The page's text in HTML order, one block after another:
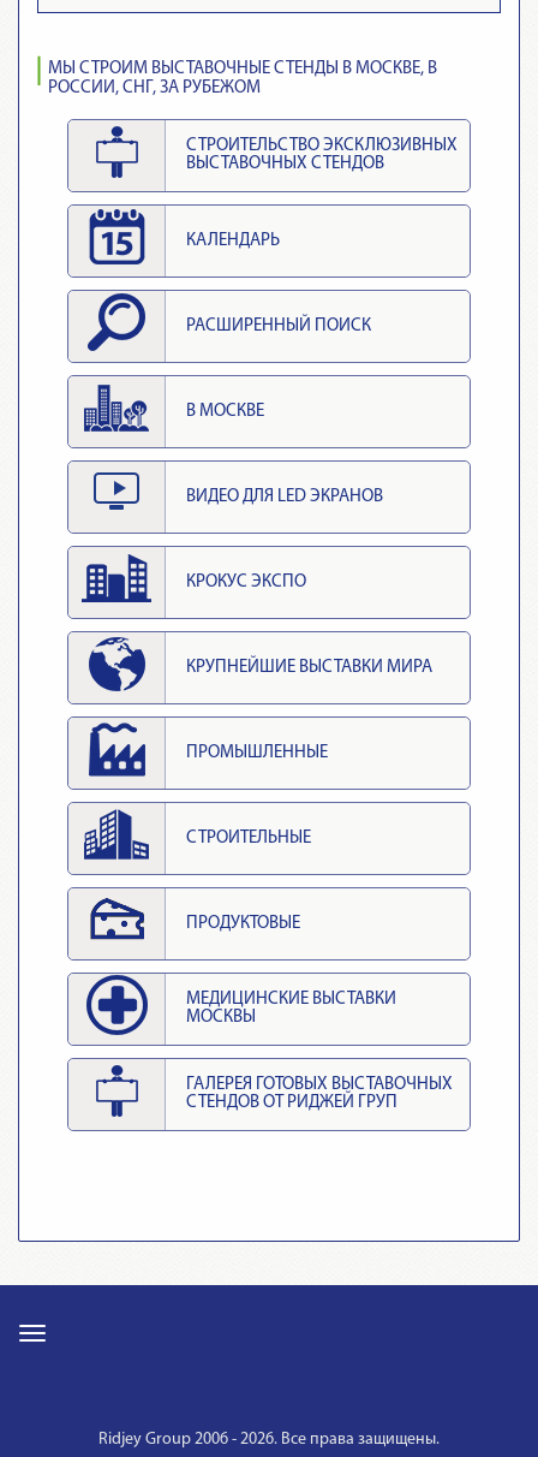
МЫ СТРОИМ ВЫСТАВОЧНЫЕ СТЕНДЫ В МОСКВЕ, В
РОССИИ, СНГ, ЗА РУБЕЖОМ
СТРОИТЕЛЬСТВО ЭКСКЛЮЗИВНЫХ
ВЫСТАВОЧНЫХ СТЕНДОВ
КАЛЕНДАРЬ
РАСШИРЕННЫЙ ПОИСК
В МОСКВЕ
ВИДЕО ДЛЯ LED ЭКРАНОВ
КРОКУС ЭКСПО
КРУПНЕЙШИЕ ВЫСТАВКИ МИРА
ПРОМЫШЛЕННЫЕ
СТРОИТЕЛЬНЫЕ
ПРОДУКТОВЫЕ
МЕДИЦИНСКИЕ ВЫСТАВКИ
МОСКВЫ
ГАЛЕРЕЯ ГОТОВЫХ ВЫСТАВОЧНЫХ
СТЕНДОВ ОТ РИДЖЕЙ ГРУП
Ridjey Group 2006 - 2026. Все права защищены.